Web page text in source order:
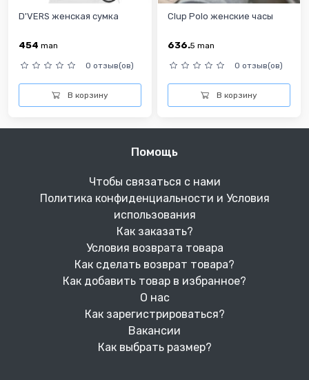
D'VERS женская сумка
454 man
0 отзыв(ов)
В корзину
Clup Polo женские часы
636.5 man
0 отзыв(ов)
В корзину
Помощь
Чтобы связаться с нами
Политика конфиденциальности и Условия
использования
Как заказать?
Условия возврата товара
Как сделать возврат товара?
Как добавить товар в избранное?
О нас
Как зарегистрироваться?
Вакансии
Как выбрать размер?